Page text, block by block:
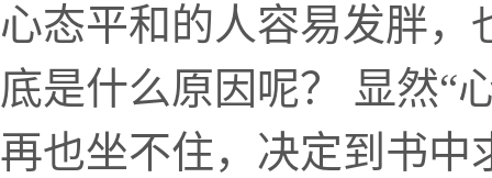
心态平和的人容易发胖，
底是什么原因呢？ 显然“
再也坐不住，决定到书中